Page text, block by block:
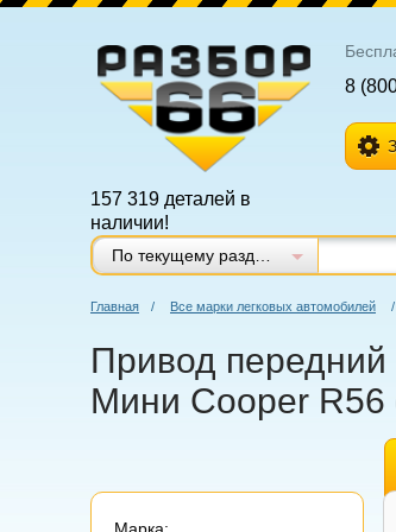
157 319 деталей в
наличии!
8
Главная / Все марки легковых автомобилей /
Привод передний
Мини Cooper R56